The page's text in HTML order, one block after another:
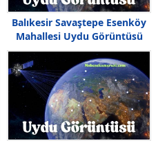
Balıkesir Savaştepe Esenköy
Mahallesi Uydu Görüntüsü